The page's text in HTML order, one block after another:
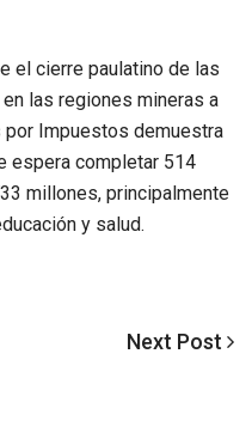
el cierre paulatino de las
las regiones mineras a
Impuestos demuestra
espera completar 514
millones, principalmente
y salud.
Next
Next Post